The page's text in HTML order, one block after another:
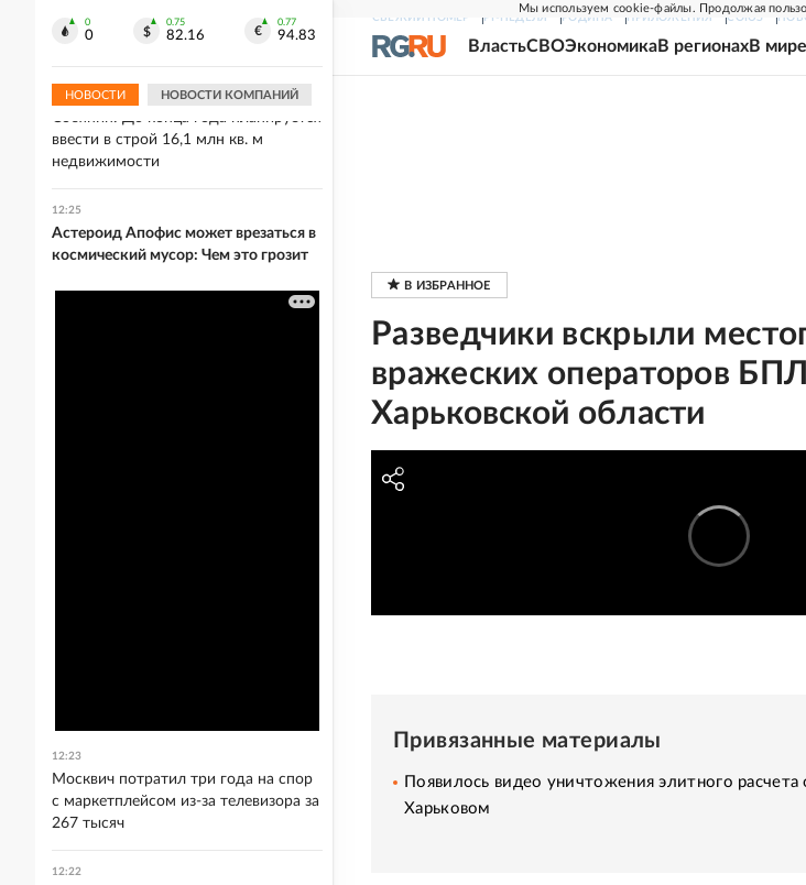
Мы используем cookie-файлы. Продолжая
СВЕЖИЙ НОМЕР РГ-НЕДЕЛЯ РОДИНА ПРИЛОЖЕНИЯ СОЮЗ
ВластьСВОЭкономикаВ регионахВ мире
Разведчики вскрыли
вражеских операторов
Харьковской области
Привязанные материалы
Появилось видео уничтожения элитного
Харьковом
0
0
0.75
82.16
0.77
94.83
НОВОСТИ НОВОСТИ КОМПАНИЙ
Галанин и Газманов выступят в День
12:26
Собянин: До конца года планируется
ввести в строй 16,1 млн кв. м
недвижимости
12:25
Астероид Апофис может врезаться в
космический мусор: Чем это грозит
12:23
Москвич потратил три года на спор
с маркетплейсом из-за телевизора за
267 тысяч
12:22